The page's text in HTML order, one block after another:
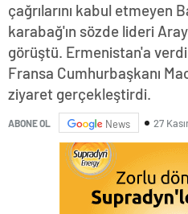
çağrılarını kabul etmeyen
karabağ'ın sözde lideri
görüştü. Ermenistan'a
Fransa Cumhurbaşkanı
ziyaret gerçekleştirdi.
ABONE OL News 27